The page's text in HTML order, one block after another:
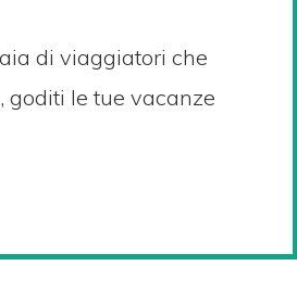
di viaggiatori che
, goditi le tue vacanze